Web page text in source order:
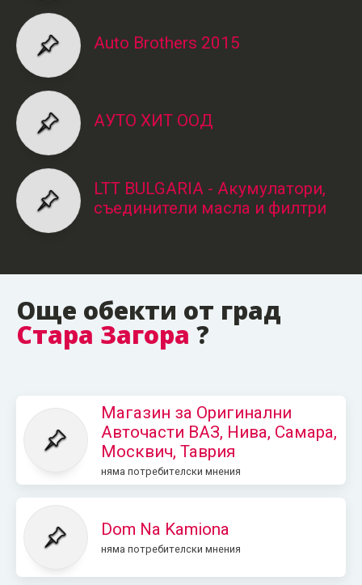
Auto Brothers 2015
АУТО ХИТ ООД
LTT BULGARIA - Акумулатори,
съединители масла и филтри
Още обекти от град
Стара Загора ?
Магазин за Оригинални
Авточасти ВАЗ, Нива, Самара,
Москвич, Таврия
няма потребителски мнения
Dom Na Kamiona
няма потребителски мнения